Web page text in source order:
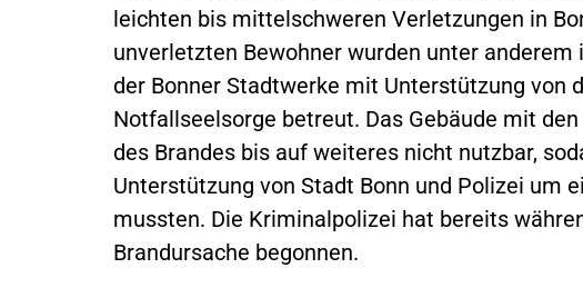
leichten bis mittelschweren Verletzungen in
unverletzten Bewohner wurden unter
der Bonner Stadtwerke mit Unterstützung von
Notfallseelsorge betreut. Das Gebäude mit
des Brandes bis auf weiteres nicht nutzbar,
Unterstützung von Stadt Bonn und Polizei um
mussten. Die Kriminalpolizei hat bereits
Brandursache begonnen.